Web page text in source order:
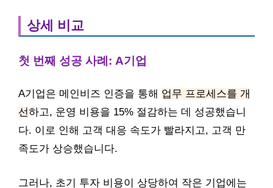
상세 비교
첫 번째 성공 사례: A기업
A기업은 메인비즈 인증을 통해 업무 프로세스를 개
선하고, 운영 비용을 15% 절감하는 데 성공했습니
다. 이로 인해 고객 대응 속도가 빨라지고, 고객 만
족도가 상승했습니다.
그러나, 초기 투자 비용이 상당하여 작은 기업에는